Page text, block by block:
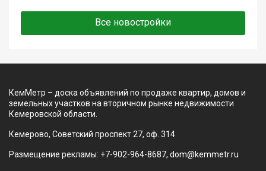
Все новостройки
КемМетр – доска объявлений по продаже квартир, домов и
земельных участков на вторичном рынке недвижимости
Кемеровской области.
Кемерово, Советский проспект 27, оф. 314
Размещение рекламы: +7-902-964-8687, dom@kemmetr.ru